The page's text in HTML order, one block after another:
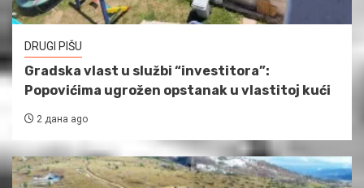
DRUGI PIŠU
Gradska vlast u službi “investitora”:
Popovićima ugrožen opstanak u vlastitoj kući
2 дана ago